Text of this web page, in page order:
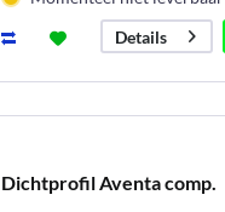
Details
Dichtprofil Aventa comp.